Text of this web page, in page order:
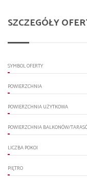
SZCZEGÓŁY
SYMBOL OFERTY
POWIERZCHNIA
POWIERZCHNIA UŻYTKOWA
POWIERZCHNIA BALKONÓW/
LICZBA POKOI
PIĘTRO